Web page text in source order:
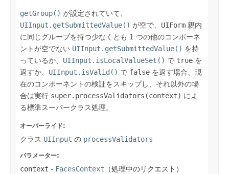
getGroup() が設定されていて、
UIInput.getSubmittedValue() が空で、 UIForm 親内
に同じグループを持つ少なくとも 1 つの他のコンポーネ
ントが空でない UIInput.getSubmittedValue() を持
っているか、 UIInput.isLocalValueSet() で true を
返すか、 UIInput.isValid() で false を返す場合、現
在のコンポーネントの検証をスキップし、それ以外の場
合は実行 super.processValidators(context) によ
る標準スーパークラス処理。
オーバーライド:
クラス UIInput の processValidators
パラメーター:
context - FacesContext （処理中のリクエスト）